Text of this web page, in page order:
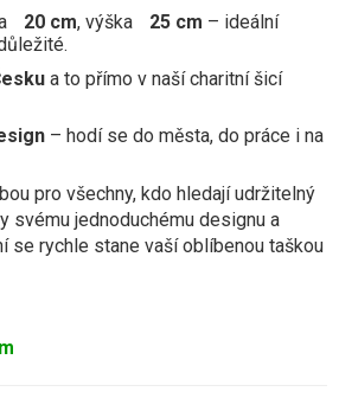
20 cm, výška 25 cm – ideální
a to přímo v naší charitní šicí
– hodí se do města, do práce i na
pro všechny, kdo hledají udržitelný
svému jednoduchému designu a
se rychle stane vaší oblíbenou taškou